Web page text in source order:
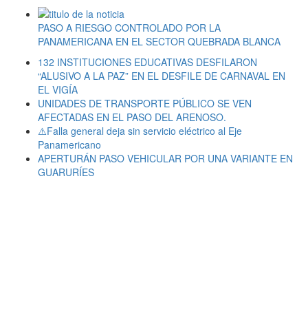
PASO A RIESGO CONTROLADO POR LA
PANAMERICANA EN EL SECTOR QUEBRADA BLANCA
132 INSTITUCIONES EDUCATIVAS DESFILARON
“ALUSIVO A LA PAZ” EN EL DESFILE DE CARNAVAL EN
EL VIGÍA
UNIDADES DE TRANSPORTE PÚBLICO SE VEN
AFECTADAS EN EL PASO DEL ARENOSO.
⚠️Falla general deja sin servicio eléctrico al Eje
Panamericano
APERTURÁN PASO VEHICULAR POR UNA VARIANTE EN
GUARURÍES